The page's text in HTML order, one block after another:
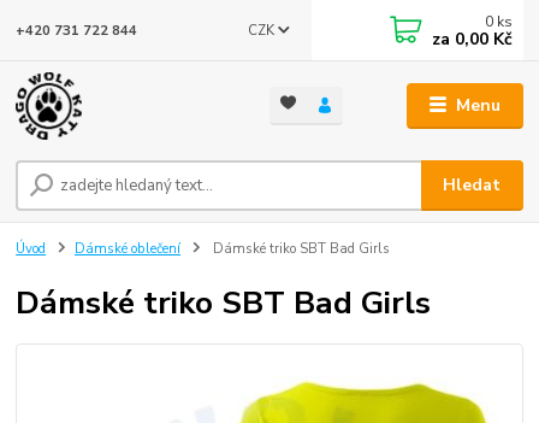
Menu
CZK
Hledat
+420 731 722 844 0 ks
za 0,00 Kč
Úvod Dámské oblečení Dámské triko SBT Bad Girls
Dámské triko SBT Bad Girls